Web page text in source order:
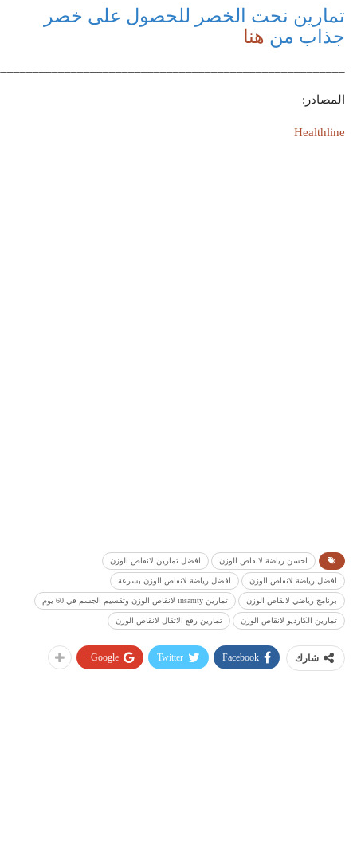
تمارين نحت الخصر للحصول على خصر
جذاب من هنا
المصادر:
Healthline
احسن رياضة لانقاص الوزن افضل تمارين لانقاص الوزن
افضل رياضة لانقاص الوزن افضل رياضة لانقاص الوزن بسرعة
برنامج رياضي لانقاص الوزن تمارين insanity لانقاص الوزن وتقسيم الجسم في 60 يوم
تمارين الكارديو لانقاص الوزن تمارين رفع الاثقال لانقاص الوزن
شارك Facebook
Twitter
Google+